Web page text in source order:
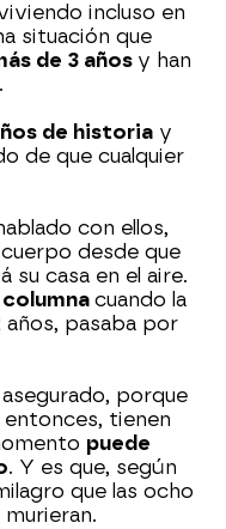
incluso en
situación que
de 3 años y han
de historia y
de que cualquier
con ellos,
desde que
su casa en el aire.
cuando la
años, pasaba por
porque
entonces, tienen
puede
. Y es que, según
que las ocho